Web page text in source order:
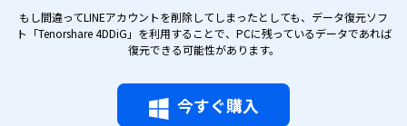
もし間違ってLINEアカウントを削除してしまったとしても、データ復元ソフ
ト「Tenorshare 4DDiG」を利用することで、PCに残っているデータであれば
復元できる可能性があります。
今すぐ購入